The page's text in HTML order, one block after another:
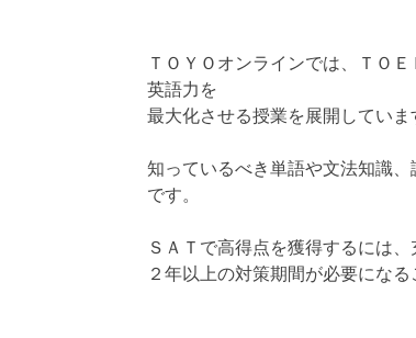
ＴＯＹＯオンラインでは、ＴＯ
英語力を
最大化させる授業を展開していま
知っているべき単語や文法知識
です。
ＳＡＴで高得点を獲得するには
２年以上の対策期間が必要になる